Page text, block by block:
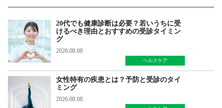
20代でも健康診断は必要？若いうちに受
けるべき理由とおすすめの受診タイミン
グ
2026.08.08
ヘルスケア
女性特有の疾患とは？予防と受診のタイ
ミング
2026.08.08